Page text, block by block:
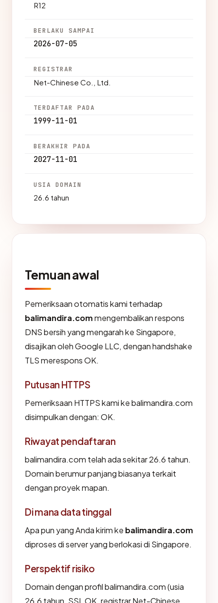
R12
BERLAKU SAMPAI
2026-07-05
REGISTRAR
Net-Chinese Co., Ltd.
TERDAFTAR PADA
1999-11-01
BERAKHIR PADA
2027-11-01
USIA DOMAIN
26.6 tahun
Temuan awal
Pemeriksaan otomatis kami terhadap
balimandira.commengembalikan respons
DNS bersih yang mengarah ke Singapore,
disajikan oleh Google LLC, dengan handshake
TLS merespons OK.
Putusan HTTPS
Pemeriksaan HTTPS kami ke balimandira.com
disimpulkan dengan: OK.
Riwayat pendaftaran
balimandira.com telah ada sekitar 26.6 tahun.
Domain berumur panjang biasanya terkait
dengan proyek mapan.
Di mana data tinggal
Apa pun yang Anda kirim ke balimandira.com
diproses di server yang berlokasi di Singapore.
Perspektif risiko
Domain dengan profil balimandira.com (usia
26.6 tahun, SSL OK, registrar Net-Chinese